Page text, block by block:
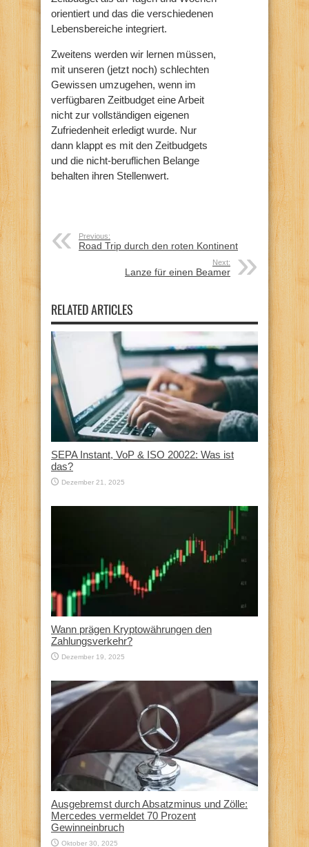
orientiert und das die verschiedenen
Lebensbereiche integriert.
Zweitens werden wir lernen müssen,
mit unseren (jetzt noch) schlechten
Gewissen umzugehen, wenn im
verfügbaren Zeitbudget eine Arbeit
nicht zur vollständigen eigenen
Zufriedenheit erledigt wurde. Nur
dann klappt es mit den Zeitbudgets
und die nicht-beruflichen Belange
behalten ihren Stellenwert.
Previous:
Road Trip durch den roten Kontinent
Next:
Lanze für einen Beamer
RELATED ARTICLES
SEPA Instant, VoP & ISO 20022: Was ist
das?
Dezember 21, 2025
Wann prägen Kryptowährungen den
Zahlungsverkehr?
Dezember 19, 2025
Ausgebremst durch Absatzminus und Zölle:
Mercedes vermeldet 70 Prozent
Gewinneinbruch
Oktober 30, 2025